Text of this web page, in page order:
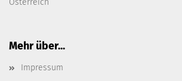
Österreich
Mehr über...
Impressum